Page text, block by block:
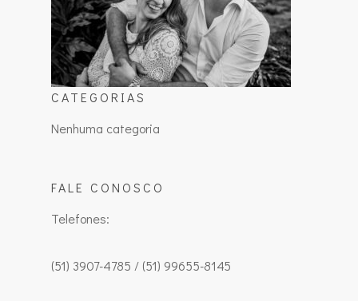
CATEGORIAS
Nenhuma categoria
FALE CONOSCO
Telefones:
(51) 3907-4785 / (51) 99655-8145